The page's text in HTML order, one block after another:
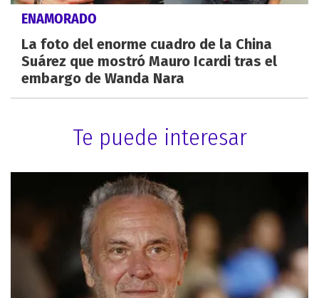
ENAMORADO
La foto del enorme cuadro de la China
Suárez que mostró Mauro Icardi tras el
embargo de Wanda Nara
Te puede interesar